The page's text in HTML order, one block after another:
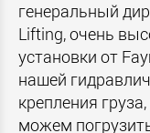
генеральный
Lifting, очень
установки от
нашей
крепления
можем